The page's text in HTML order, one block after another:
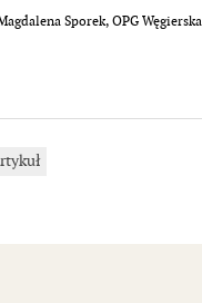
Sporek, OPG